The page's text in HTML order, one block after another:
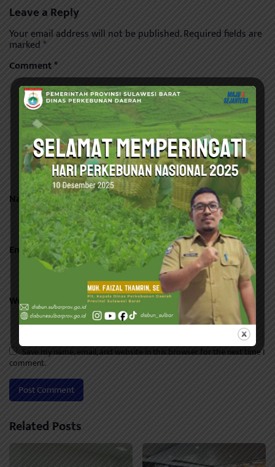
Leave a Reply
Your email address will not be published.Required fields are
marked*
Comment*
Name*
Email*
Website
Save my name, email, and website in this browser for the next time I
comment.
Related Posts